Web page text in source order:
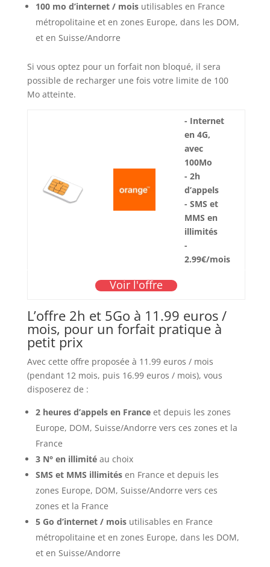
100 mo d’internet / moisutilisables en France
métropolitaine et en zones Europe, dans les DOM,
et en Suisse/Andorre
Si vous optez pour un forfait non bloqué, il sera
possible de recharger une fois votre limite de 100
Mo atteinte.
- Internet
en 4G,
avec
100Mo
- 2h
d’appels
- SMS et
MMS en
illimités
-
2.99€/mois
Voir l'offre
L’offre 2h et 5Go à 11.99 euros /
mois, pour un forfait pratique à
petit prix
Avec cette offre proposée à 11.99 euros / mois
(pendant 12 mois, puis 16.99 euros / mois), vous
disposerez de :
2 heures d’appels en Franceet depuis les zones
Europe, DOM, Suisse/Andorre vers ces zones et la
France
3 N° en illimitéau choix
SMS et MMS illimitésen France et depuis les
zones Europe, DOM, Suisse/Andorre vers ces
zones et la France
5 Go d’internet / moisutilisables en France
métropolitaine et en zones Europe, dans les DOM,
et en Suisse/Andorre